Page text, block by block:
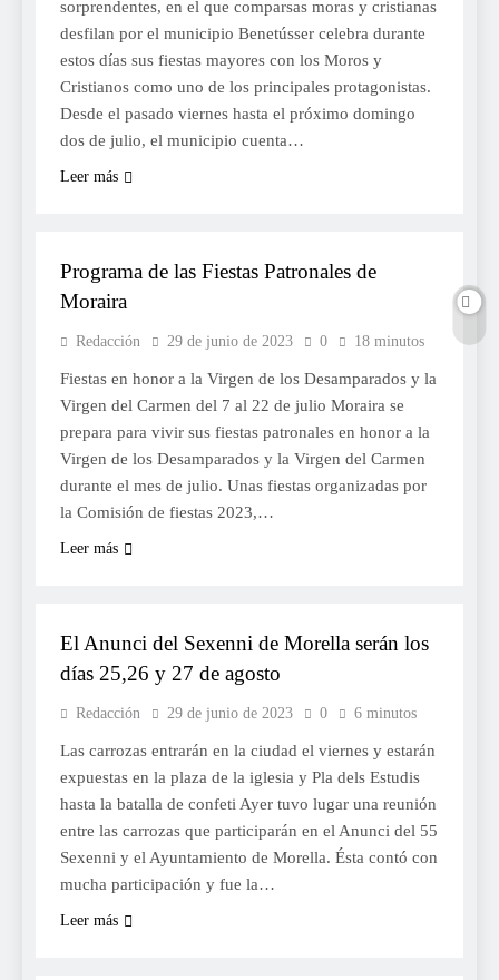
sorprendentes, en el que comparsas moras y cristianas
desfilan por el municipio Benetússer celebra durante
estos días sus fiestas mayores con los Moros y
Cristianos como uno de los principales protagonistas.
Desde el pasado viernes hasta el próximo domingo
dos de julio, el municipio cuenta…
Leer más
Programa de las Fiestas Patronales de
Moraira
Redacción 29 de junio de 2023 0 18 minutos
Fiestas en honor a la Virgen de los Desamparados y la
Virgen del Carmen del 7 al 22 de julio Moraira se
prepara para vivir sus fiestas patronales en honor a la
Virgen de los Desamparados y la Virgen del Carmen
durante el mes de julio. Unas fiestas organizadas por
la Comisión de fiestas 2023,…
Leer más
El Anunci del Sexenni de Morella serán los
días 25,26 y 27 de agosto
Redacción 29 de junio de 2023 0 6 minutos
Las carrozas entrarán en la ciudad el viernes y estarán
expuestas en la plaza de la iglesia y Pla dels Estudis
hasta la batalla de confeti Ayer tuvo lugar una reunión
entre las carrozas que participarán en el Anunci del 55
Sexenni y el Ayuntamiento de Morella. Ésta contó con
mucha participación y fue la…
Leer más